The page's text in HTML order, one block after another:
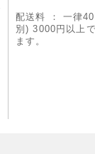
配送料 ： 一律
別) 3000円以上
ます。